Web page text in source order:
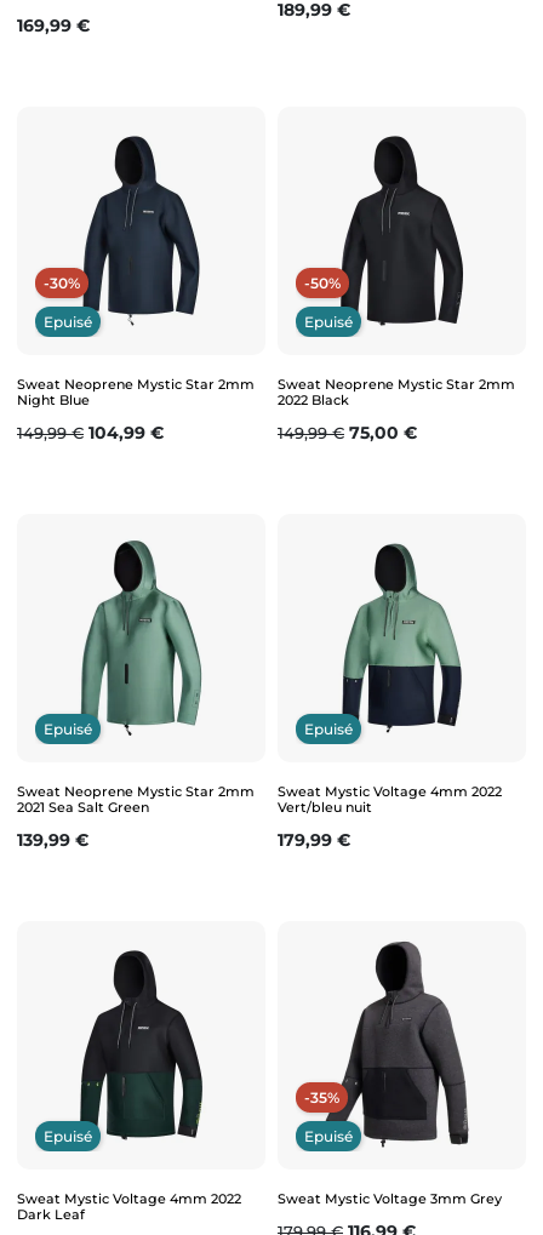
Prix
169,99 €
Prix
189,99 €
-30%
Epuisé
Sweat Neoprene Mystic Star 2mm
Night Blue
Prix de base
149,99 € Prix
104,99 €
-50%
Epuisé
Sweat Neoprene Mystic Star 2mm
2022 Black
Prix de base
149,99 € Prix
75,00 €
Epuisé
Sweat Neoprene Mystic Star 2mm
2021 Sea Salt Green
Prix
139,99 €
Epuisé
Sweat Mystic Voltage 4mm 2022
Vert/bleu nuit
Prix
179,99 €
Epuisé
Sweat Mystic Voltage 4mm 2022
Dark Leaf
-35%
Epuisé
Sweat Mystic Voltage 3mm Grey
Prix de base
179,99 € Prix
116,99 €